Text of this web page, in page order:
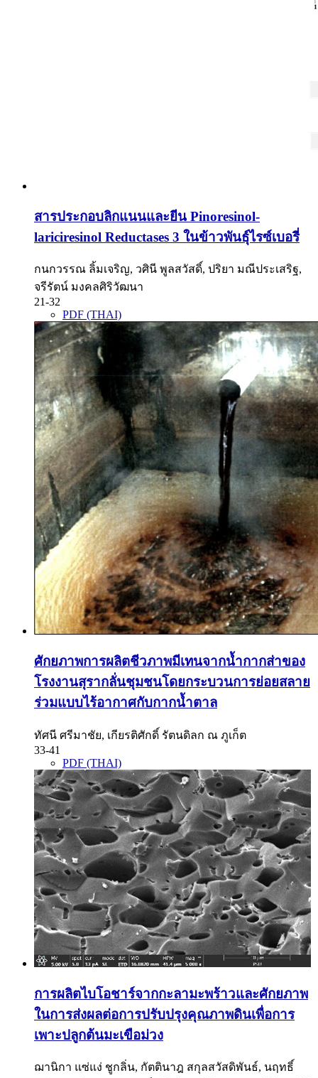
สารประกอบลิกแนนและยีน Pinoresinol-
lariciresinol Reductases 3 ในข้าวพันธุ์ไรซ์เบอรี่
กนกวรรณ ลิ้มเจริญ, วศินี พูลสวัสดิ์, ปริยา มณีประเสริฐ,
จรีรัตน์ มงคลศิริวัฒนา
21-32
PDF (THAI)
ศักยภาพการผลิตชีวภาพมีเทนจากน้ำกากส่าของ
โรงงานสุรากลั่นชุมชนโดยกระบวนการย่อยสลาย
ร่วมแบบไร้อากาศกับกากน้ำตาล
ทัศนี ศรีมาชัย, เกียรติศักดิ์ รัตนดิลก ณ ภูเก็ต
33-41
PDF (THAI)
การผลิตไบโอชาร์จากกะลามะพร้าวและศักยภาพ
ในการส่งผลต่อการปรับปรุงคุณภาพดินเพื่อการ
เพาะปลูกต้นมะเขือม่วง
ฌานิกา แซ่แง่ ชูกลิ่น, กัตตินาฎ สกุลสวัสดิพันธ์, นฤทธิ์